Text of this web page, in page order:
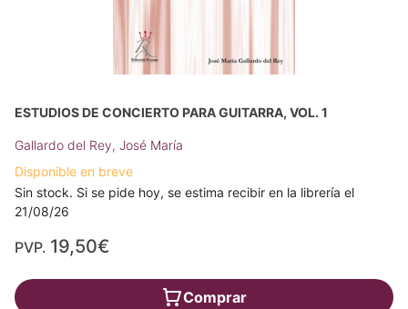
ESTUDIOS DE CONCIERTO PARA GUITARRA, VOL. 1
Gallardo del Rey, José María
Disponible en breve
Sin stock. Si se pide hoy, se estima recibir en la librería el
21/08/26
PVP. 19,50€
Comprar